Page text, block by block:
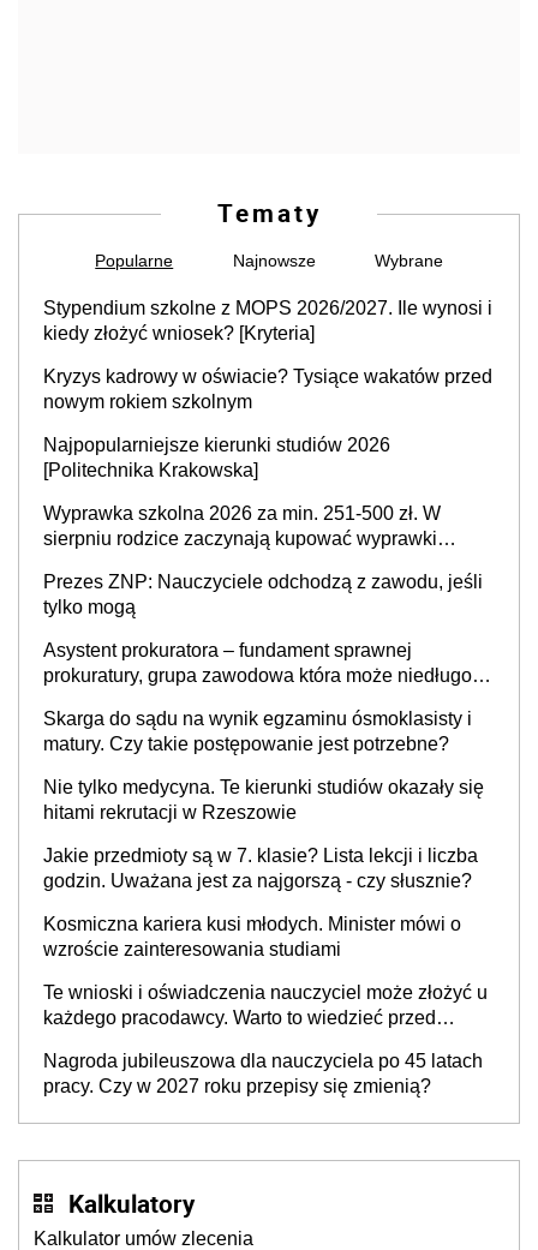
Tematy
Popularne Najnowsze Wybrane
Stypendium szkolne z MOPS 2026/2027. Ile wynosi i
kiedy złożyć wniosek? [Kryteria]
Kryzys kadrowy w oświacie? Tysiące wakatów przed
nowym rokiem szkolnym
Najpopularniejsze kierunki studiów 2026
[Politechnika Krakowska]
Wyprawka szkolna 2026 za min. 251-500 zł. W
sierpniu rodzice zaczynają kupować wyprawki
ponad 1 tys. zł
Prezes ZNP: Nauczyciele odchodzą z zawodu, jeśli
tylko mogą
Asystent prokuratora – fundament sprawnej
prokuratury, grupa zawodowa która może niedługo
Skarga do sądu na wynik egzaminu ósmoklasisty i
matury. Czy takie postępowanie jest potrzebne?
Nie tylko medycyna. Te kierunki studiów okazały się
hitami rekrutacji w Rzeszowie
Jakie przedmioty są w 7. klasie? Lista lekcji i liczba
godzin. Uważana jest za najgorszą - czy słusznie?
Kosmiczna kariera kusi młodych. Minister mówi o
wzroście zainteresowania studiami
Te wnioski i oświadczenia nauczyciel może złożyć u
każdego pracodawcy. Warto to wiedzieć przed
Nagroda jubileuszowa dla nauczyciela po 45 latach
pracy. Czy w 2027 roku przepisy się zmienią?
Kalkulatory
Kalkulator umów zlecenia